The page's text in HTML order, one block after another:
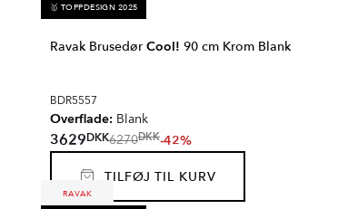
🥇 TOPPDESIGN 2025
Ravak Brusedør Cool! 90 cm Krom Blank
BDR5557
Overflade: Blank
3629DKK6270DKK-42%
TILFØJ TIL KURV
RAVAK